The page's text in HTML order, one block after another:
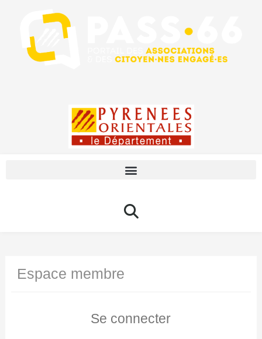
Espace membre
Se connecter